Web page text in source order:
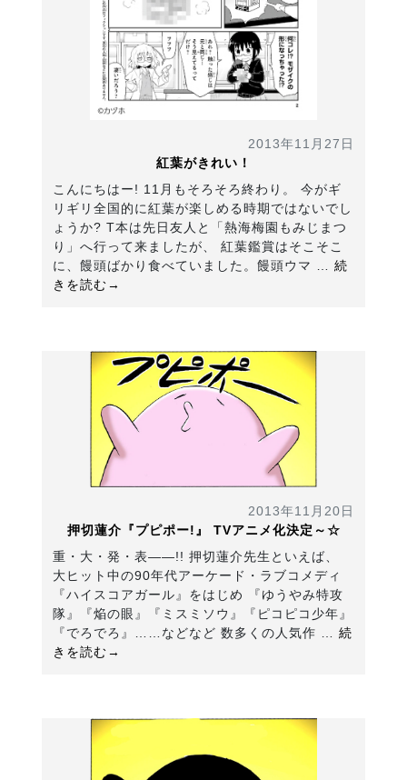
2013年11月27日
紅葉がきれい！
こんにちはー! 11月もそろそろ終わり。 今がギ
リギリ全国的に紅葉が楽しめる時期ではないでし
ょうか? T本は先日友人と「熱海梅園もみじまつ
り」へ行って来ましたが、 紅葉鑑賞はそこそこ
に、饅頭ばかり食べていました。饅頭ウマ … 続
きを読む→
2013年11月20日
押切蓮介『プピポー!』 TVアニメ化決定～☆
重・大・発・表――!! 押切蓮介先生といえば、
大ヒット中の90年代アーケード・ラブコメディ
『ハイスコアガール』をはじめ 『ゆうやみ特攻
隊』『焔の眼』『ミスミソウ』『ピコピコ少年』
『でろでろ』……などなど 数多くの人気作 … 続
きを読む→